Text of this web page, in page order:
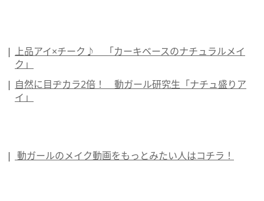
上品アイ×チーク♪ 「カーキベースのナチュラルメイ
ク」
自然に目ヂカラ2倍！ 動ガール研究生「ナチュ盛りア
イ」
動ガールのメイク動画をもっとみたい人はコチラ！